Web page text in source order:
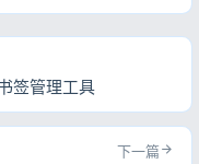
签管理工具
下一篇